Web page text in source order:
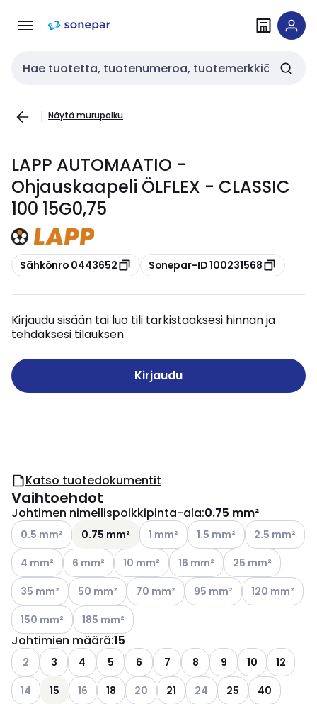
navigointiinsisältöön
Haku
Näytä murupolku
LAPP AUTOMAATIO -
Ohjauskaapeli ÖLFLEX - CLASSIC
100 15G0,75
Kopioi
Sähkönro 0443652 Kopioi
Sonepar-ID 100231568
Kirjaudu sisään tai luo tili tarkistaaksesi hinnan ja
tehdäksesi tilauksen
Kirjaudu
Katso tuotedokumentit
Vaihtoehdot
Johtimen nimellispoikkipinta-ala:0.75 mm²
Katso käytettävissä olevat vaihtoehdot
0.5 mm² 0.75 mm² Katso käytettävissä olevat
1 mm² Katso käytettävissä
1.5 mm² Katso
2.5 mm²
Katso käytettävissä olevat vaihtoehdot
4 mm² Katso käytettävissä olevat vaihtoehdot
6 mm² Katso käytettävissä olevat vaihtoehdot
10 mm² Katso käytettävissä olevat
16 mm² Katso
25 mm²
Katso käytettävissä olevat vaihtoehdot
35 mm² Katso käytettävissä olevat vaihtoehdot
50 mm² Katso käytettävissä olevat
70 mm² Katso käytettävissä
95 mm² Katso
120 mm²
Katso käytettävissä olevat vaihtoehdot
150 mm² Katso käytettävissä olevat vaihtoehdot
185 mm²
Johtimien määrä:15
Katso käytettävissä olevat vaihtoehdot
2 3 4 5 6 7 8 9 10
12
Katso käytettävissä olevat vaihtoehdot
14 15 Katso käytettävissä olevat vaihtoehdot
16 18 Katso käytettävissä olevat
20 21 Katso käytettävissä
24 25
40